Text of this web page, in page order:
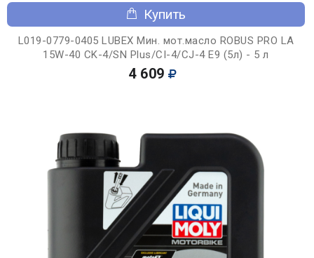
Купить
L019-0779-0405 LUBEX Мин. мот.масло ROBUS PRO LA
15W-40 CK-4/SN Plus/CI-4/CJ-4 E9 (5л) - 5 л
4 609